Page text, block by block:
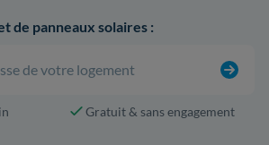
de panneaux solaires :
Gratuit & sans engagement